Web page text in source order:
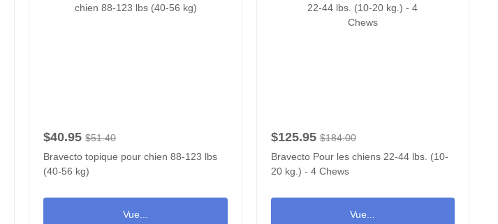
$40.95 $51.40
Bravecto topique pour chien 88-123 lbs
(40-56 kg)
Vue...
$125.95 $184.00
Bravecto Pour les chiens 22-44 lbs. (10-
20 kg.) - 4 Chews
Vue...